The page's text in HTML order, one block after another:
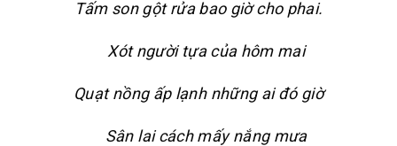
Tấm son gột rửa bao giờ cho phai.
Xót người tựa của hôm mai
Quạt nồng ấp lạnh những ai đó giờ
Sân lai cách mấy nắng mưa